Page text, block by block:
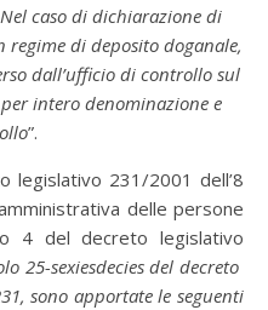
caso di dichiarazione di
di deposito doganale,
dall’ufficio di controllo sul
intero denominazione e
”.
legislativo 231/2001 dell’8
delle persone
4 del decreto legislativo
25-sexiesdecies del decreto
sono apportate le seguenti